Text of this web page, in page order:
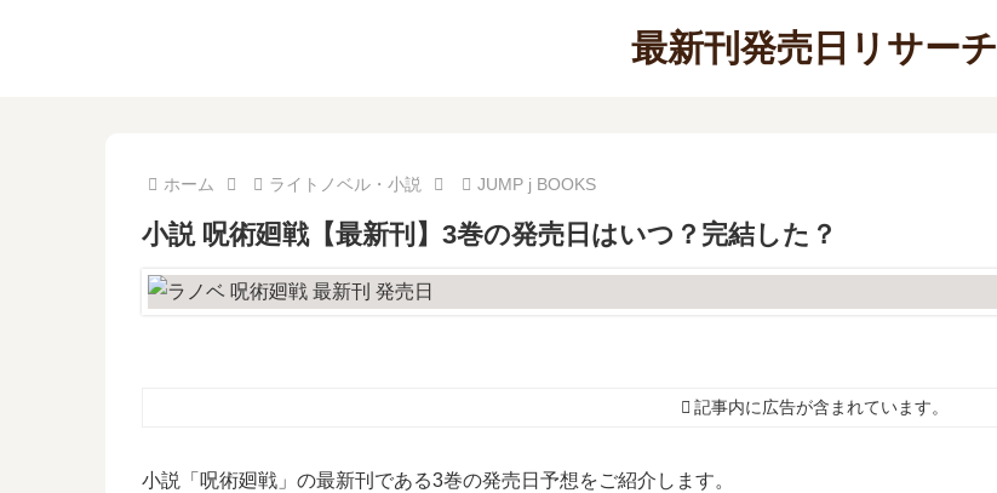
最新刊発売日リサーチ
ホーム ライトノベル・小説 JUMP j BOOKS
小説 呪術廻戦【最新刊】3巻の発売日はいつ？完結した？
記事内に広告が含まれています。
小説「呪術廻戦」の最新刊である3巻の発売日予想をご紹介します。